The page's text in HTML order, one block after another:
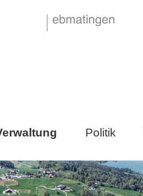
Politik